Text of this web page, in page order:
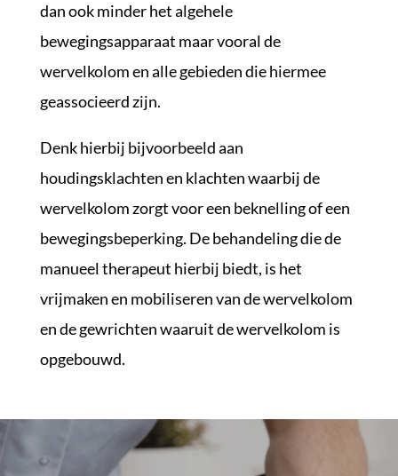
dan ook minder het algehele
bewegingsapparaat maar vooral de
wervelkolom en alle gebieden die hiermee
geassocieerd zijn.
Denk hierbij bijvoorbeeld aan
houdingsklachten en klachten waarbij de
wervelkolom zorgt voor een beknelling of een
bewegingsbeperking. De behandeling die de
manueel therapeut hierbij biedt, is het
vrijmaken en mobiliseren van de wervelkolom
en de gewrichten waaruit de wervelkolom is
opgebouwd.